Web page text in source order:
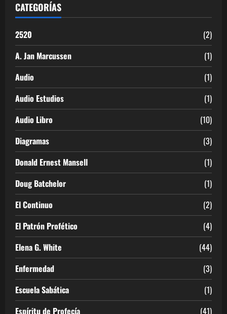
CATEGORÍAS
2520
(2)
A. Jan Marcussen
(1)
Audio
(1)
Audio Estudios
(1)
Audio Libro
(10)
Diagramas
(3)
Donald Ernest Mansell
(1)
Doug Batchelor
(1)
El Continuo
(2)
El Patrón Profético
(4)
Elena G. White
(44)
Enfermedad
(3)
Escuela Sabática
(1)
Espíritu de Profecía
(41)